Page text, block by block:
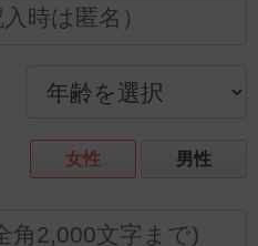
女性 男性